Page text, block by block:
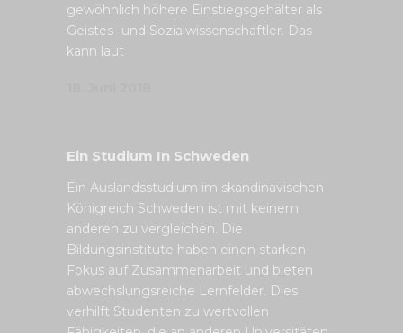
gewöhnlich höhere Einstiegsgehälter als
Geistes- und Sozialwissenschaftler. Das
kann laut
Ein Studium In Schweden
Ein Auslandsstudium im skandinavischen
Königreich Schweden ist mit keinem
anderen zu vergleichen. Die
Bildungsinstitute haben einen starken
Fokus auf Zusammenarbeit und bieten
abwechslungsreiche Lernfelder. Dies
verhilft Studenten zu wertvollen